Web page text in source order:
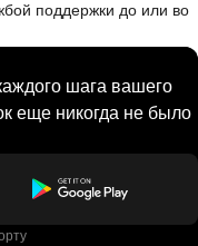
поддержки до или во
шага вашего
еще никогда не было